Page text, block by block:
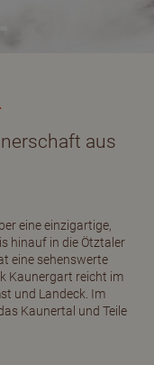
aus
eine einzigartige,
hinauf in die Ötztaler
eine sehenswerte
Kaunergart reicht im
und Landeck. Im
Kaunertal und Teile